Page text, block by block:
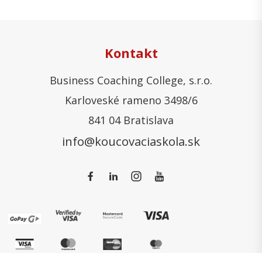
Kontakt
Business Coaching College, s.r.o.
Karloveské rameno 3498/6
841 04 Bratislava
info@koucovaciaskola.sk